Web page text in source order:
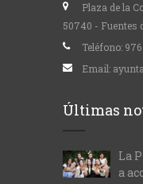
Plaza de la
50740 - Fuentes
Teléfono: 976
Email:
Últimas
La
a